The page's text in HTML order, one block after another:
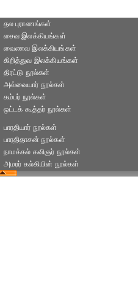
தல புராணங்கள்
சைவ இலக்கியங்கள்
வைணவ இலக்கியங்கள்
கிறித்துவ இலக்கியங்கள்
திரட்டு நூல்கள்
அவ்வையார் நூல்கள்
கம்பர் நூல்கள்
ஒட்டக் கூத்தர் நூல்கள்
பாரதியார் நூல்கள்
பாரதிதாசன் நூல்கள்
நாமக்கல் கவிஞர் நூல்கள்
அமரர் கல்கியின் நூல்கள்